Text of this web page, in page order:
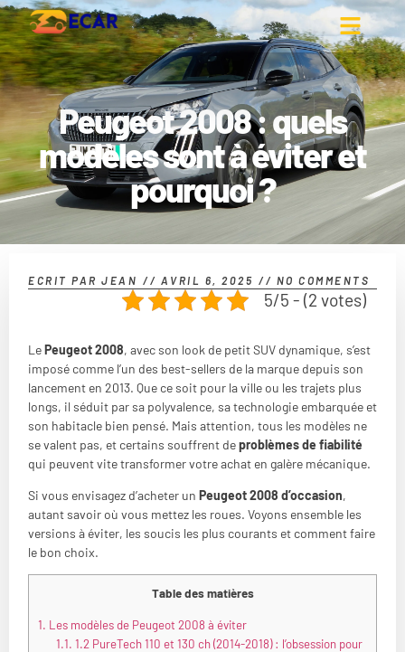
Peugeot 2008 : quels
modèles sont à éviter et
pourquoi ?
ECRIT PAR JEAN // AVRIL 6, 2025 // NO COMMENTS
5/5 - (2 votes)
LePeugeot 2008, avec son look de petit SUV dynamique, s’est
imposé comme l’un des best-sellers de la marque depuis son
lancement en 2013. Que ce soit pour la ville ou les trajets plus
longs, il séduit par sa polyvalence, sa technologie embarquée et
son habitacle bien pensé. Mais attention, tous les modèles ne
se valent pas, et certains souffrent deproblèmes de fiabilité
qui peuvent vite transformer votre achat en galère mécanique.
Si vous envisagez d’acheter un Peugeot 2008 d’occasion,
autant savoir où vous mettez les roues. Voyons ensemble les
versions à éviter, les soucis les plus courants et comment faire
le bon choix.
Table des matières
1. Les modèles de Peugeot 2008 à éviter
1.1. 1.2 PureTech 110 et 130 ch (2014-2018) : l’obsession pour